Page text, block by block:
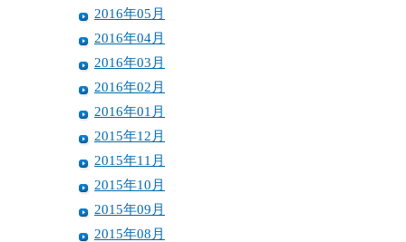
2016年05月
2016年04月
2016年03月
2016年02月
2016年01月
2015年12月
2015年11月
2015年10月
2015年09月
2015年08月